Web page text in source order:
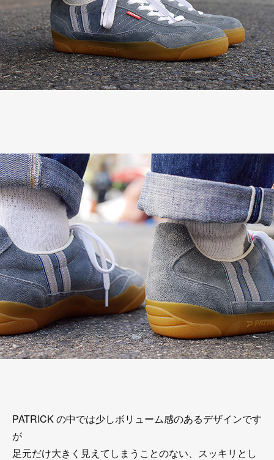
PATRICK の中では少しボリューム感のあるデザインです
が
足元だけ大きく見えてしまうことのない、スッキリとし